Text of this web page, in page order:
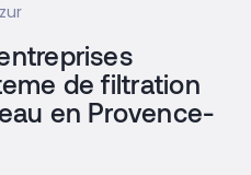
de filtration
en Provence-